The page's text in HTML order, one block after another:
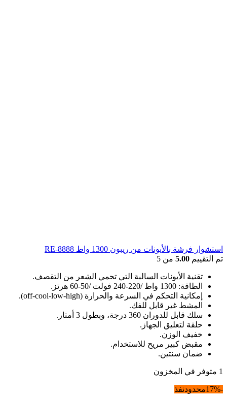
استشوار فرشة بالأيونات من ريبون 1300 واط RE-8888
تم التقييم 5.00 من 5
تقنية الأيونات السالبة التي تحمي الشعر من التقصف.
الطاقة: 1300 واط /220-240 فولت /50-60 هرتز.
إمكانية التحكم في السرعة والحرارة (off-cool-low-high).
المشط غير قابل للفك.
سلك قابل للدوران 360 درجة، وبطول 3 أمتار.
حلقة لتعليق الجهاز.
خفيف الوزن.
مقبض كبير مريح للاستخدام.
ضمان سنتين.
1 متوفر في المخزون
-17% محدودنفذ